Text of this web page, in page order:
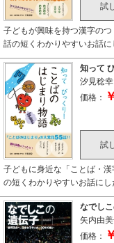
試
子どもが興味を持つ漢字の
話の短くわかりやすいお話に
知って
汐見稔幸
価格：
試
子どもに身近な「ことば・
の短くわかりやすいお話にし
なでし
矢内由
価格：